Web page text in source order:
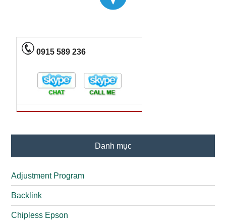
0915 589 236
Danh mục
Adjustment Program
Backlink
Chipless Epson